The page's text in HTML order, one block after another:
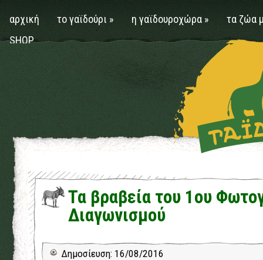
αρχική το γαϊδούρι » η γαϊδουροχώρα »
τα ζώα
SHOP
Τα βραβεία του 1ου
Διαγωνισμού
Δημοσίευση: 16/08/2016